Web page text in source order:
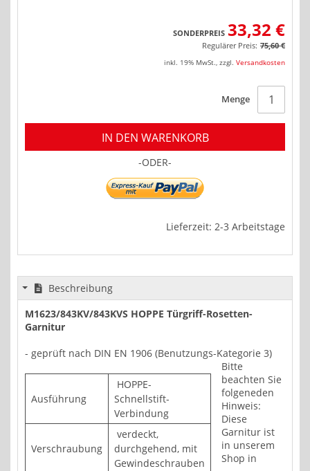
SONDERPREIS 33,32 €
Regulärer Preis: 75,60 €
inkl. 19% MwSt., zzgl. Versandkosten
Menge
IN DEN WARENKORB
-ODER-
Lieferzeit: 2-3 Arbeitstage
Beschreibung
M1623/843KV/843KVS HOPPE Türgriff-Rosetten-
Garnitur
- geprüft nach DIN EN 1906 (Benutzungs-Kategorie 3)
Ausführung
HOPPE-
Schnellstift-
Verbindung
Verschraubung
verdeckt,
durchgehend, mit
Gewindeschrauben
Bitte
beachten Sie
folgeneden
Hinweis:
Diese
Garnitur ist
in unserem
Shop in